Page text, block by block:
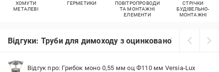
ХОМУТИ
МЕТАЛЕВІ
ГЕРМЕТИКИ
ПОВІТРОПРОВОДИ
ТА МОНТАЖНІ
ЕЛЕМЕНТИ
СТРІЧКИ
БУДІВЕЛЬНО-
МОНТАЖНІ
Відгуки: Труби для димоходу з оцинкованої сталі
Відгук про: Грибок моно 0,55 мм оц Ф110 мм Versia-Lux